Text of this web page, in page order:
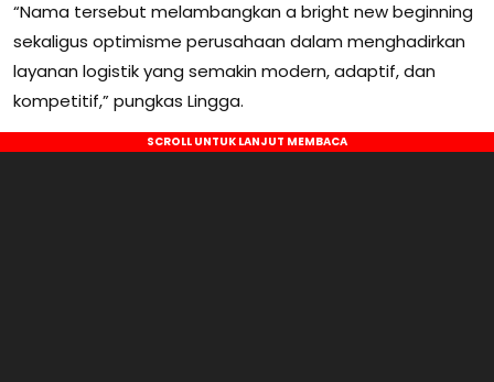
“Nama tersebut melambangkan a bright new beginning
sekaligus optimisme perusahaan dalam menghadirkan
layanan logistik yang semakin modern, adaptif, dan
kompetitif,” pungkas Lingga.